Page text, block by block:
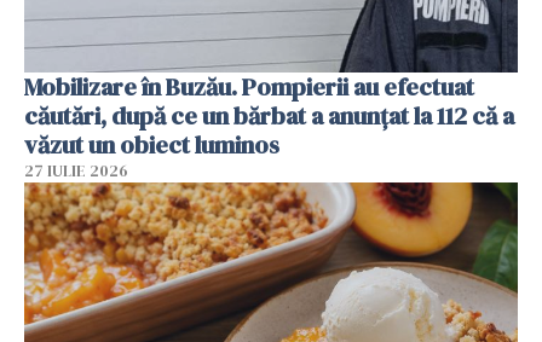
Mobilizare în Buzău. Pompierii au efectuat
căutări, după ce un bărbat a anunțat la 112 că a
văzut un obiect luminos
27 IULIE 2026